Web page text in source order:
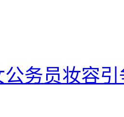
公务员妆容